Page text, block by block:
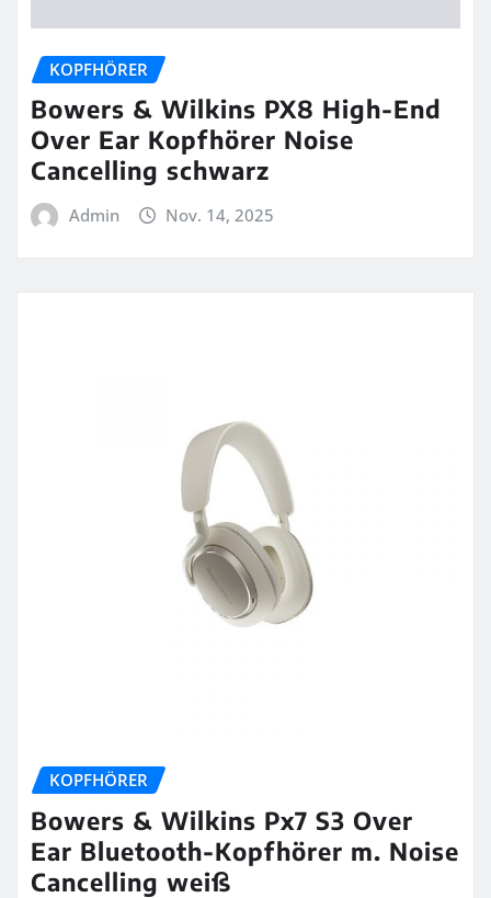
KOPFHÖRER
Bowers & Wilkins PX8 High-End
Over Ear Kopfhörer Noise
Cancelling schwarz
Admin Nov. 14, 2025
KOPFHÖRER
Bowers & Wilkins Px7 S3 Over
Ear Bluetooth-Kopfhörer m. Noise
Cancelling weiß